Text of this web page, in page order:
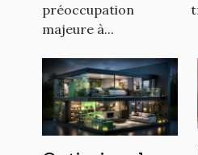
préoccupation
majeure à...